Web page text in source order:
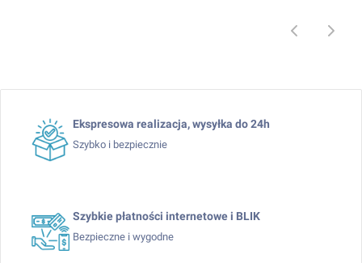
Ekspresowa realizacja, wysyłka do 24h
Szybko i bezpiecznie
Szybkie płatności internetowe i BLIK
Bezpieczne i wygodne